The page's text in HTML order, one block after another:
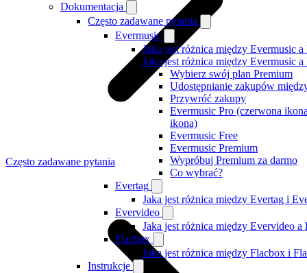
Dokumentacja
Często zadawane pytania
Evermusic
Jaka jest różnica między Evermusic
Jaka jest różnica między Evermusic
Wybierz swój plan Premium
Udostępnianie zakupów
Przywróć zakupy
Evermusic Pro (czerwona
ikona)
Evermusic Free
Evermusic Premium
Wypróbuj Premium za darmo
Co wybrać?
Evertag
Jaka jest różnica między Evertag i
Evervideo
Jaka jest różnica między Evervideo a
Flacbox
Jaka jest różnica między Flacbox i
Instrukcje
Często zadawane pytania